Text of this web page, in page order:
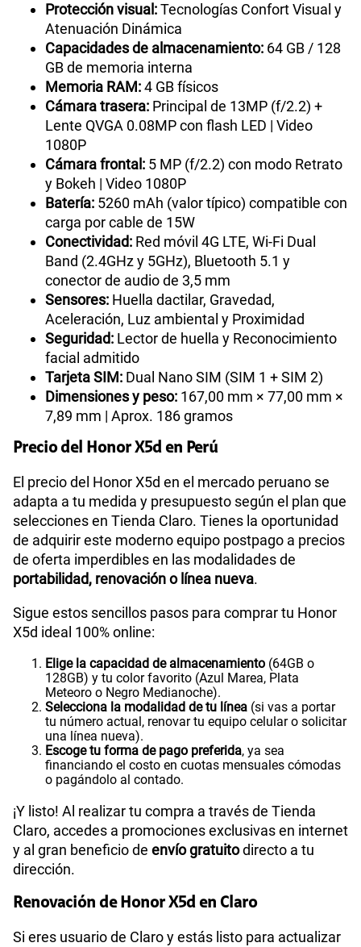
Protección visual:Tecnologías Confort Visual y
Atenuación Dinámica
Capacidades de almacenamiento: 64 GB / 128
GB de memoria interna
Memoria RAM:4 GB físicos
Cámara trasera: Principal de 13MP (f/2.2) +
Lente QVGA 0.08MP con flash LED | Video
1080P
Cámara frontal: 5 MP (f/2.2) con modo Retrato
y Bokeh | Video 1080P
Batería: 5260 mAh (valor típico) compatible con
carga por cable de 15W
Conectividad: Red móvil 4G LTE, Wi-Fi Dual
Band (2.4GHz y 5GHz), Bluetooth 5.1 y
conector de audio de 3,5 mm
Sensores: Huella dactilar, Gravedad,
Aceleración, Luz ambiental y Proximidad
Seguridad: Lector de huella y Reconocimiento
facial admitido
Tarjeta SIM: Dual Nano SIM (SIM 1 + SIM 2)
Dimensiones y peso: 167,00 mm × 77,00 mm ×
7,89 mm | Aprox. 186 gramos
Precio del Honor X5d en Perú
El precio del Honor X5d en el mercado peruano se
adapta a tu medida y presupuesto según el plan que
selecciones en Tienda Claro. Tienes la oportunidad
de adquirir este moderno equipo postpago a precios
de oferta imperdibles en las modalidades de
portabilidad, renovación o línea nueva.
Sigue estos sencillos pasos para comprar tu Honor
X5d ideal 100% online:
Elige la capacidad de almacenamiento (64GB o
128GB) y tu color favorito (Azul Marea, Plata
Meteoro o Negro Medianoche).
Selecciona la modalidad de tu línea (si vas a portar
tu número actual, renovar tu equipo celular o solicitar
una línea nueva).
Escoge tu forma de pago preferida, ya sea
financiando el costo en cuotas mensuales cómodas
o pagándolo al contado.
¡Y listo! Al realizar tu compra a través de Tienda
Claro, accedes a promociones exclusivas en internet
y al gran beneficio de envío gratuitodirecto a tu
dirección.
Renovación de Honor X5d en Claro
Si eres usuario de Claro y estás listo para actualizar